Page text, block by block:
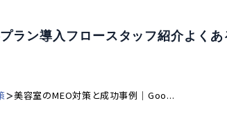
プラン導入フロースタッフ紹介よく
>美容室のMEO対策と成功事例｜Goo...